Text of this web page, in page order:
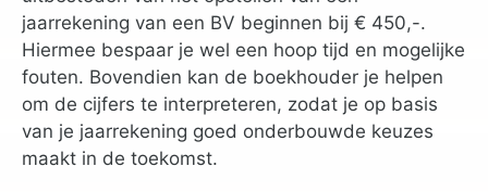
jaarrekening van een BV beginnen bij € 450,-.
Hiermee bespaar je wel een hoop tijd en mogelijke
fouten. Bovendien kan de boekhouder je helpen
om de cijfers te interpreteren, zodat je op basis
van je jaarrekening goed onderbouwde keuzes
maakt in de toekomst.